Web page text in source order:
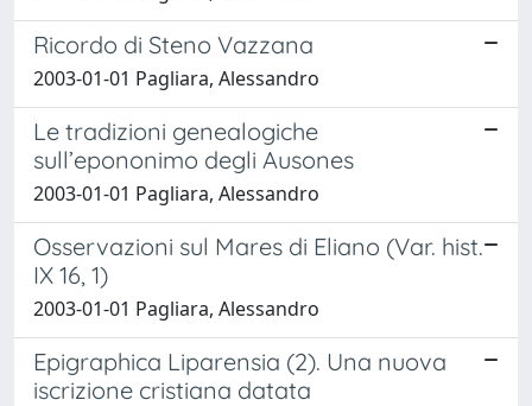
Ricordo di Steno Vazzana
2003-01-01 Pagliara, Alessandro
Le tradizioni genealogiche
sull’epononimo degli Ausones
2003-01-01 Pagliara, Alessandro
Osservazioni sul Mares di Eliano (Var. hist.
IX 16, 1)
2003-01-01 Pagliara, Alessandro
Epigraphica Liparensia (2). Una nuova
iscrizione cristiana datata